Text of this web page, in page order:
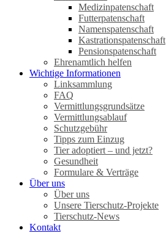
Medizinpatenschaft
Futterpatenschaft
Namenspatenschaft
Kastrationspatenschaft
Pensionspatenschaft
Ehrenamtlich helfen
Wichtige Informationen
Linksammlung
FAQ
Vermittlungsgrundsätze
Vermittlungsablauf
Schutzgebühr
Tipps zum Einzug
Tier adoptiert – und jetzt?
Gesundheit
Formulare & Verträge
Über uns
Über uns
Unsere Tierschutz-Projekte
Tierschutz-News
Kontakt